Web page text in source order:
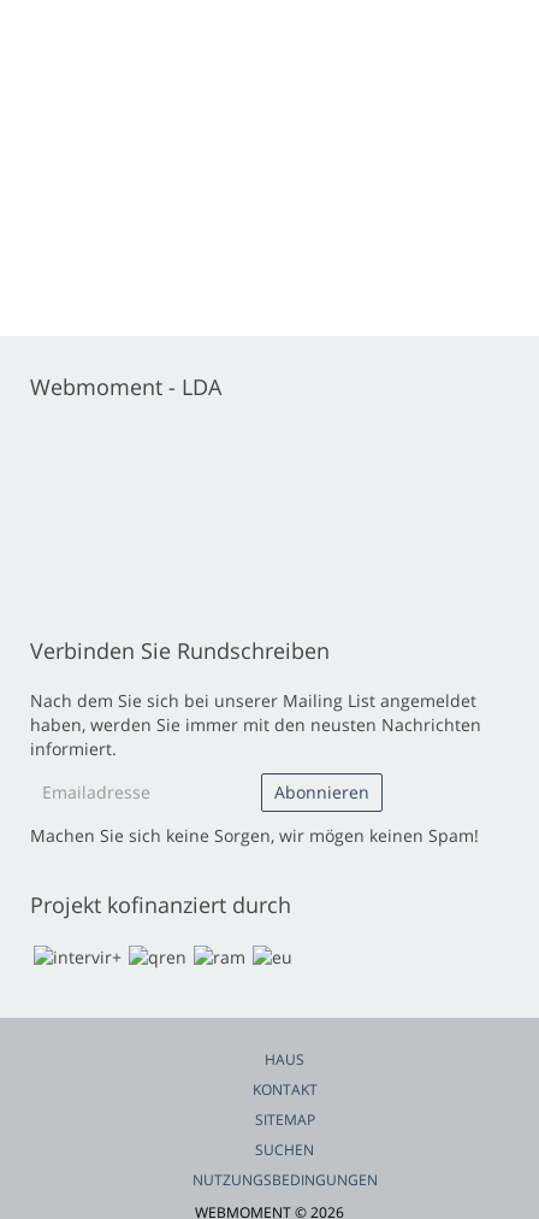
Webmoment - LDA
Verbinden Sie Rundschreiben
Nach dem Sie sich bei unserer Mailing List angemeldet
haben, werden Sie immer mit den neusten Nachrichten
informiert.
Machen Sie sich keine Sorgen, wir mögen keinen Spam!
Projekt kofinanziert durch
HAUS
KONTAKT
SITEMAP
SUCHEN
NUTZUNGSBEDINGUNGEN
WEBMOMENT © 2026